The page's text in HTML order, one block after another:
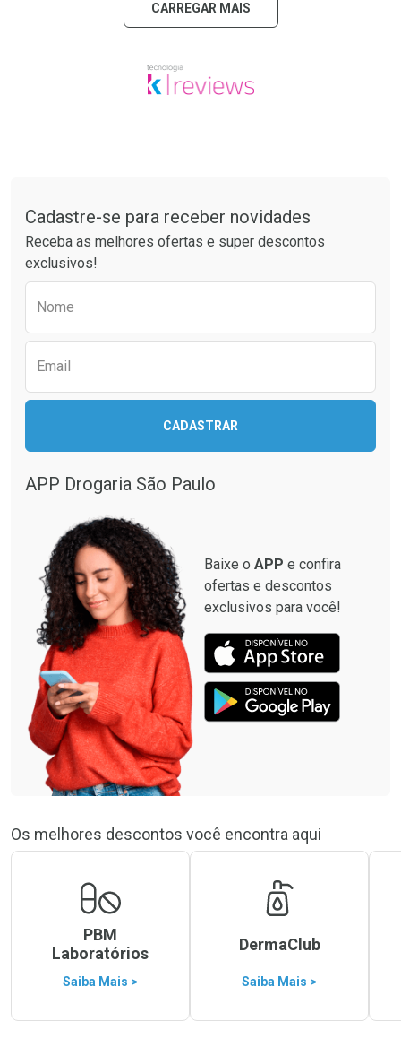
CARREGAR MAIS
Cadastre-se para receber novidades
Receba as melhores ofertas e super descontos
exclusivos!
Nome
Email
CADASTRAR
APP Drogaria São Paulo
Baixe o APP e confira
ofertas e descontos
exclusivos para você!
Os melhores descontos você encontra aqui
PBM
Laboratórios
Saiba Mais >
DermaClub
Saiba Mais >